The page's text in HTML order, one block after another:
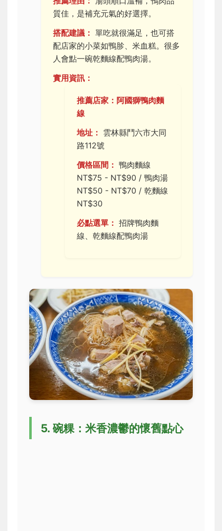
質佳，是補充元氣的好選擇。
搭配建議： 單吃就很滿足，也可搭
配店家的小菜如鴨胗、米血糕。很多
人會點一碗乾麵線配鴨肉湯。
實用資訊：
推薦店家：阿國獅鴨肉麵
線
地址： 雲林縣鬥六市大同
路112號
價格區間： 鴨肉麵線
NT$75 - NT$90 / 鴨肉湯
NT$50 - NT$70 / 乾麵線
NT$30
必點選單： 招牌鴨肉麵
線、乾麵線配鴨肉湯
5. 碗粿：米香濃鬱的懷舊點心